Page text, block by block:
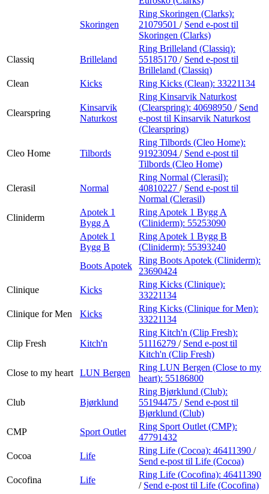
Skoringen
Ring Skoringen (Clarks):
21079501 / Send e-post til
Skoringen (Clarks)
Classiq Brilleland
Ring Brilleland (Classiq):
55185170 / Send e-post til
Brilleland (Classiq)
Clean
Kicks Ring Kicks (Clean): 33221134
Clearspring
Kinsarvik
Naturkost
Ring Kinsarvik Naturkost
(Clearspring): 40698950 / Send
e-post til Kinsarvik Naturkost
(Clearspring)
Cleo Home Tilbords
Ring Tilbords (Cleo Home):
91923094 / Send e-post til
Tilbords (Cleo Home)
Clerasil Normal
Ring Normal (Clerasil):
40810227 / Send e-post til
Normal (Clerasil)
Cliniderm
Apotek 1
Bygg A
Ring Apotek 1 Bygg A
(Cliniderm): 55253090
Apotek 1
Bygg B
Ring Apotek 1 Bygg B
(Cliniderm): 55393240
Boots Apotek
Ring Boots Apotek (Cliniderm):
23690424
Clinique
Kicks
Ring Kicks (Clinique):
33221134
Clinique for Men
Kicks
Ring Kicks (Clinique for Men):
33221134
Clip Fresh Kitch'n
Ring Kitch'n (Clip Fresh):
51116279 / Send e-post til
Kitch'n (Clip Fresh)
Close to my heart
LUN Bergen
Ring LUN Bergen (Close to my
heart): 55186800
Club Bjørklund
Ring Bjørklund (Club):
55194475 / Send e-post til
Bjørklund (Club)
CMP
Sport Outlet
Ring Sport Outlet (CMP):
47791432
Cocoa
Life
Ring Life (Cocoa): 46411390 /
Send e-post til Life (Cocoa)
Cocofina
Life
Ring Life (Cocofina): 46411390
/ Send e-post til Life (Cocofina)